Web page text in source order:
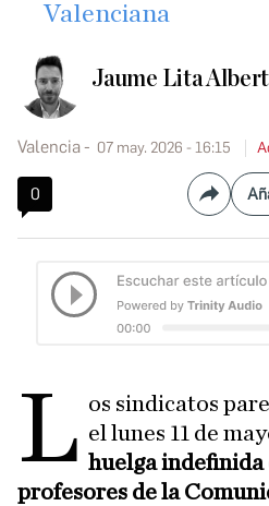
Valenciana
Jaume Lita Albert
Valencia 07 may. 2026 - 16:15
0
L os sindicatos
el lunes 11 de
huelga indefinida
profesores de la